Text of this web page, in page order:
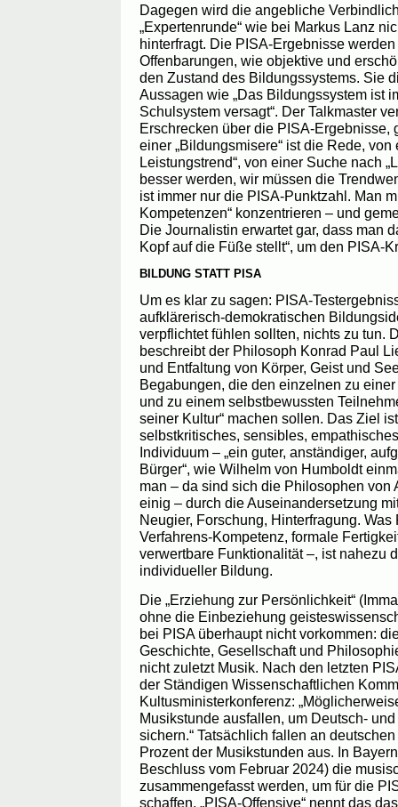
Dagegen wird die angebliche
„Expertenrunde“ wie bei Markus Lanz
hinterfragt. Die PISA-Ergebnisse
Offenbarungen, wie objektive und
den Zustand des Bildungssystems. Sie
Aussagen wie „Das Bildungssystem ist
Schulsystem versagt“. Der Talkmaster
Erschrecken über die PISA-Ergebnisse,
einer „Bildungsmisere“ ist die Rede, von
Leistungstrend“, von einer Suche nach
besser werden, wir müssen die
ist immer nur die PISA-Punktzahl. Man
Kompetenzen“ konzentrieren – und
Die Journalistin erwartet gar, dass man
Kopf auf die Füße stellt“, um den PISA-
BILDUNG STATT PISA
Um es klar zu sagen: PISA-
aufklärerisch-demokratischen
verpflichtet fühlen sollten, nichts zu tun.
beschreibt der Philosoph Konrad Paul
und Entfaltung von Körper, Geist und
Begabungen, die den einzelnen zu
und zu einem selbstbewussten
seiner Kultur“ machen sollen. Das Ziel
selbstkritisches, sensibles,
Individuum – „ein guter, anständiger,
Bürger“, wie Wilhelm von Humboldt
man – da sind sich die Philosophen von
einig – durch die Auseinandersetzung
Neugier, Forschung, Hinterfragung. Was
Verfahrens-Kompetenz, formale
verwertbare Funktionalität –, ist nahezu
individueller Bildung.
Die „Erziehung zur Persönlichkeit“
ohne die Einbeziehung
bei PISA überhaupt nicht vorkommen:
Geschichte, Gesellschaft und
nicht zuletzt Musik. Nach den letzten
der Ständigen Wissenschaftlichen
Kultusministerkonferenz:
Musikstunde ausfallen, um Deutsch-
sichern.“ Tatsächlich fallen an
Prozent der Musikstunden aus. In
Beschluss vom Februar 2024) die
zusammengefasst werden, um für die
schaffen. „PISA-Offensive“ nennt das